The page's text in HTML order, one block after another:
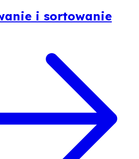
i sortowanie